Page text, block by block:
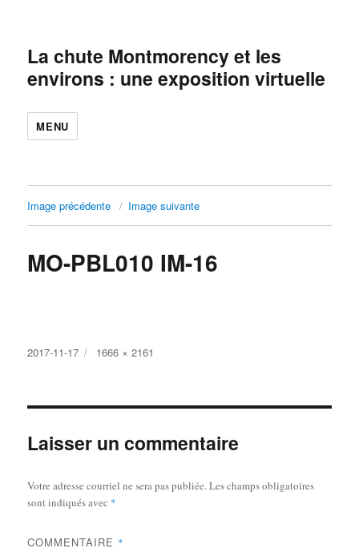
La chute Montmorency et les
environs : une exposition virtuelle
MENU
Image précédente Image suivante
MO-PBL010 IM-16
Publié
2017-11-17
Taille
1666 × 2161
Laisser un commentaire
Votre adresse courriel ne sera pas publiée.Les champs obligatoires
sont indiqués avec *
COMMENTAIRE *